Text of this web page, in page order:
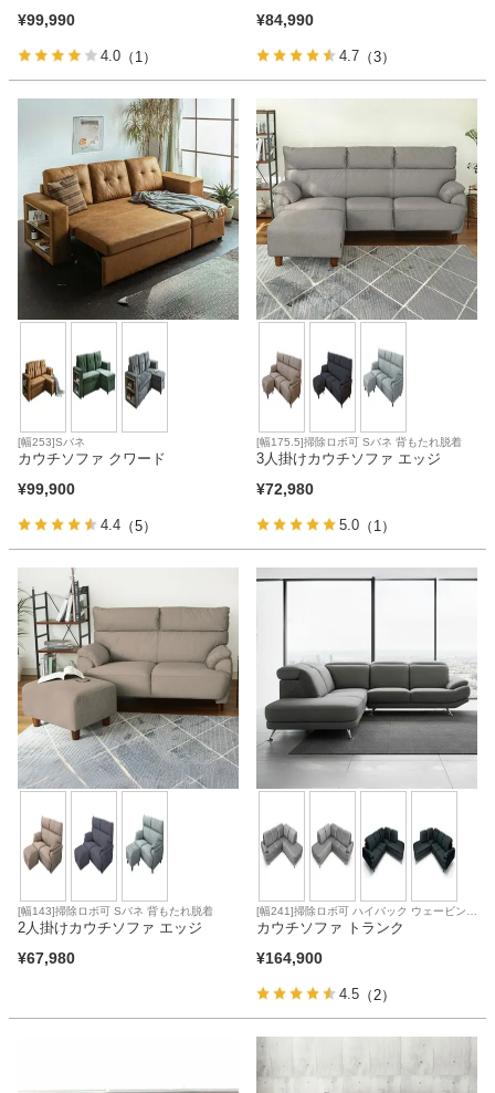
¥99,990
4.0 （1）
¥84,990
4.7 （3）
[幅253]Sバネ
カウチソファ クワード
¥99,900
4.4 （5）
[幅175.5]掃除ロボ可 Sバネ 背もたれ脱着
3人掛けカウチソファ エッジ
¥72,980
5.0 （1）
[幅143]掃除ロボ可 Sバネ 背もたれ脱着
2人掛けカウチソファ エッジ
¥67,980
[幅241]掃除ロボ可 ハイバック ウェービング
ベルト Sバネ 背もたれ脱着
カウチソファ トランク
¥164,900
4.5 （2）